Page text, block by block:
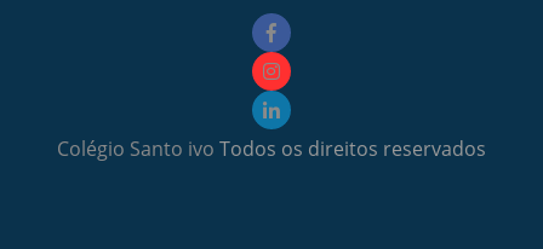
Colégio Santo ivo Todos os direitos reservados